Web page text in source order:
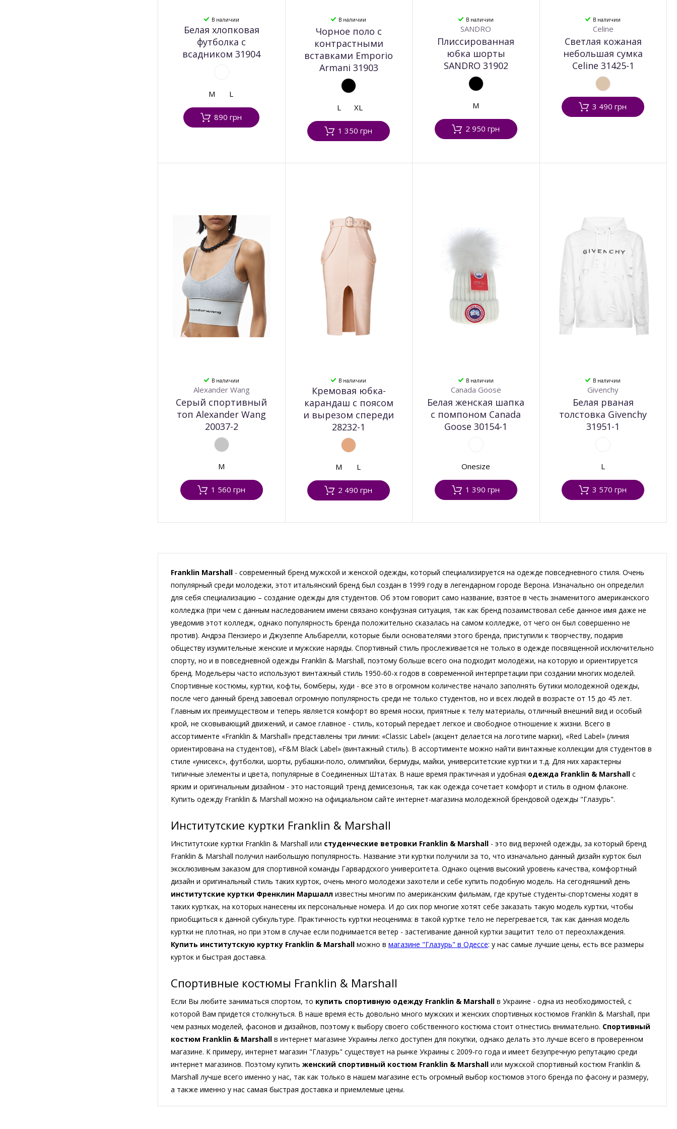
В наличии
Белая хлопковая
футболка с
всадником 31904
M L
890 грн
В наличии
Чорное поло с
контрастными
вставками Emporio
Armani 31903
L XL
1 350 грн
В наличии
SANDRO
Плиссированная
юбка шорты
SANDRO 31902
M
2 950 грн
В наличии
Celine
Светлая кожаная
небольшая сумка
Celine 31425-1
3 490 грн
В наличии
Alexander Wang
Серый спортивный
топ Alexander Wang
20037-2
M
1 560 грн
В наличии
Кремовая юбка-
карандаш с поясом
и вырезом спереди
28232-1
M L
2 490 грн
В наличии
Canada Goose
Белая женская шапка
с помпоном Canada
Goose 30154-1
Onesize
1 390 грн
В наличии
Givenchy
Белая рваная
толстовка Givenchy
31951-1
L
3 570 грн
Franklin Marshall - современный бренд мужской и женской одежды, который специализируется на одежде повседневного стиля. Очень
популярный среди молодежи, этот итальянский бренд был создан в 1999 году в легендарном городе Верона. Изначально он определил
для себя специализацию – создание одежды для студентов. Об этом говорит само название, взятое в честь знаменитого американского
колледжа (при чем с данным наследованием имени связано конфузная ситуация, так как бренд позаимствовал себе данное имя даже не
уведомив этот колледж, однако популярность бренда положительно сказалась на самом колледже, от чего он был совершенно не
против). Андрэа Пензиеро и Джузеппе Альбарелли, которые были основателями этого бренда, приступили к творчеству, подарив
обществу изумительные женские и мужские наряды. Спортивный стиль прослеживается не только в одежде посвященной исключительно
спорту, но и в повседневной одежды Franklin & Marshall, поэтому больше всего она подходит молодёжи, на которую и ориентируется
бренд. Модельеры часто используют винтажный стиль 1950-60-х годов в современной интерпретации при создании многих моделей.
Спортивные костюмы, куртки, кофты, бомберы, худи - все это в огромном количестве начало заполнять бутики молодежной одежды,
после чего данный бренд завоевал огромную популярность среди не только студентов, но и всех людей в возрасте от 15 до 45 лет.
Главным их преимуществом и теперь является комфорт во время носки, приятные к телу материалы, отличный внешний вид и особый
крой, не сковывающий движений, и самое главное - стиль, который передает легкое и свободное отношение к жизни. Всего в
ассортименте «Franklin & Marshall» представлены три линии: «Classic Label» (акцент делается на логотипе марки), «Red Label» (линия
ориентирована на студентов), «F&M Black Label» (винтажный стиль). В ассортименте можно найти винтажные коллекции для студентов в
стиле «унисекс», футболки, шорты, рубашки-поло, олимпийки, бермуды, майки, университетские куртки и т.д. Для них характерны
типичные элементы и цвета, популярные в Соединенных Штатах. В наше время практичная и удобная одежда Franklin & Marshall с
ярким и оригинальным дизайном - это настоящий тренд демисезонья, так как одежда сочетает комфорт и стиль в одном флаконе.
Купить одежду Franklin & Marshall можно на официальном сайте интернет-магазина молодежной брендовой одежды "Глазурь".
Институтские куртки Franklin & Marshall
Институтские куртки Franklin & Marshall или студенческие ветровки Franklin & Marshall - это вид верхней одежды, за который бренд
Franklin & Marshall получил наибольшую популярность. Название эти куртки получили за то, что изначально данный дизайн курток был
эксклюзивным заказом для спортивной команды Гарвардского университета. Однако оценив высокий уровень качества, комфортный
дизайн и оригинальный стиль таких курток, очень много молодежи захотели и себе купить подобную модель. На сегодняшний день
институтские куртки Френклин Маршалл известны многим по американским фильмам, где крутые студенты-спортсмены ходят в
таких куртках, на которых нанесены их персональные номера. И до сих пор многие хотят себе заказать такую модель куртки, чтобы
приобщиться к данной субкультуре. Практичность куртки неоценима: в такой куртке тело не перегревается, так как данная модель
куртки не плотная, но при этом в случае если поднимается ветер - застегивание данной куртки защитит тело от переохлаждения.
Купить институтскую куртку Franklin & Marshall можно в магазине "Глазурь" в Одессе: у нас самые лучшие цены, есть все размеры
курток и быстрая доставка.
Спортивные костюмы Franklin & Marshall
Если Вы любите заниматься спортом, то купить спортивную одежду Franklin & Marshall в Украине - одна из необходимостей, с
которой Вам придется столкнуться. В наше время есть довольно много мужских и женских спортивных костюмов Franklin & Marshall, при
чем разных моделей, фасонов и дизайнов, поэтому к выбору своего собственного костюма стоит отнестись внимательно. Спортивный
костюм Franklin & Marshall в интернет магазине Украины легко доступен для покупки, однако делать это лучше всего в проверенном
магазине. К примеру, интернет магазин "Глазурь" существует на рынке Украины с 2009-го года и имеет безупречную репутацию среди
интернет магазинов. Поэтому купить женский спортивный костюм Franklin & Marshall или мужской спортивный костюм Franklin &
Marshall лучше всего именно у нас, так как только в нашем магазине есть огромный выбор костюмов этого бренда по фасону и размеру,
а также именно у нас самая быстрая доставка и приемлемые цены.